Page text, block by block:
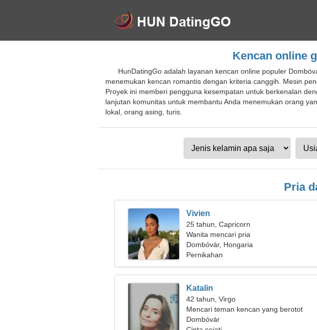
Kencan online
HunDatingGo adalah layanan kencan online populer
menemukan kencan romantis dengan kriteria canggih. Mesin
Proyek ini memberi pengguna kesempatan untuk berkenalan
lanjutan komunitas untuk membantu Anda menemukan orang
lokal, orang asing, turis.
Pria
Vivien
25 tahun, Capricorn
Wanita mencari pria
Dombóvár, Hongaria
Pernikahan
Katalin
42 tahun, Virgo
Mencari teman kencan yang berotot
Dombóvár